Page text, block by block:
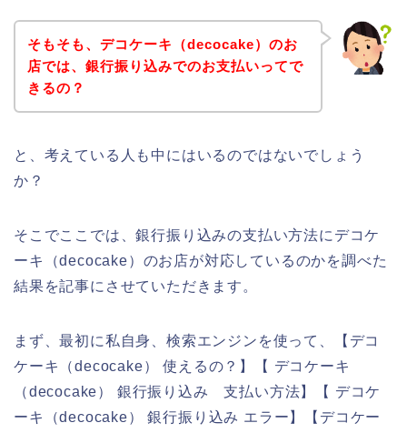
そもそも、デコケーキ（decocake）のお
店では、銀行振り込みでのお支払いってで
きるの？
と、考えている人も中にはいるのではないでしょう
か？
そこでここでは、銀行振り込みの支払い方法にデコケ
ーキ（decocake）のお店が対応しているのかを調べた
結果を記事にさせていただきます。
まず、最初に私自身、検索エンジンを使って、【デコ
ケーキ（decocake） 使えるの？】【 デコケーキ
（decocake） 銀行振り込み 支払い方法】【 デコケ
ーキ（decocake） 銀行振り込み エラー】【デコケー